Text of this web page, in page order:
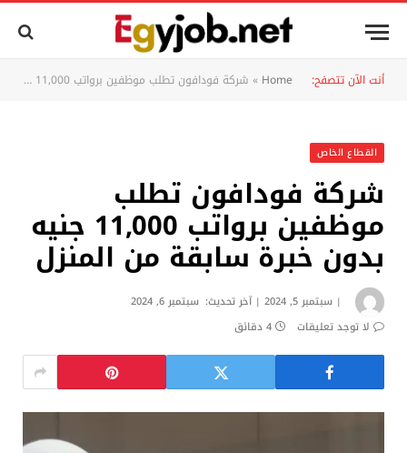
أنت الآن تتصفح: Home
» شركة فودافون تطلب موظفين برواتب 11,000 جنيه بدون خبرة سابقة من المنزل
القطاع الخاص
شركة فودافون تطلب
موظفين برواتب 11,000 جنيه
بدون خبرة سابقة من المنزل
سبتمبر 5, 2024 آخر تحديث: سبتمبر 6, 2024
لا توجد تعليقات
4 دقائق